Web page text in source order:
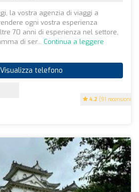
4.2 (91 recensioni)
la vostra agenzia di viaggi a
ogni vostra esperienza
70 anni di esperienza nel settore,
di ser... Continua a leggere
telefono